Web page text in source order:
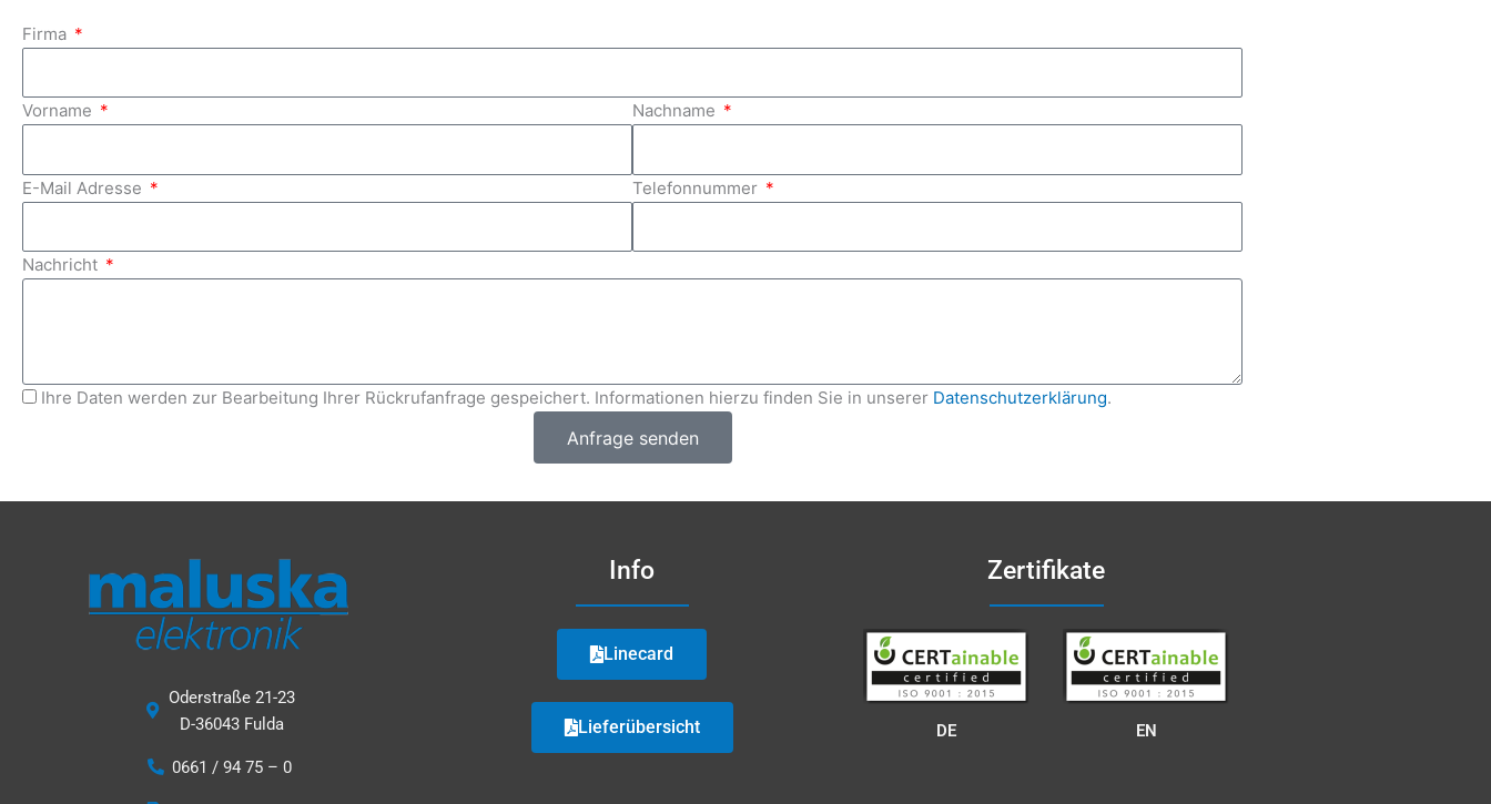
Firma
Vorname Nachname
E-Mail Adresse Telefonnummer
Nachricht
Ihre Daten werden zur Bearbeitung Ihrer Rückrufanfrage gespeichert. Informationen hierzu finden Sie in unserer Datenschutzerklärung.
Anfrage senden
Oderstraße 21-23
D-36043 Fulda
0661 / 94 75 – 0
Info
Linecard
Lieferübersicht
Zertifikate
DE EN